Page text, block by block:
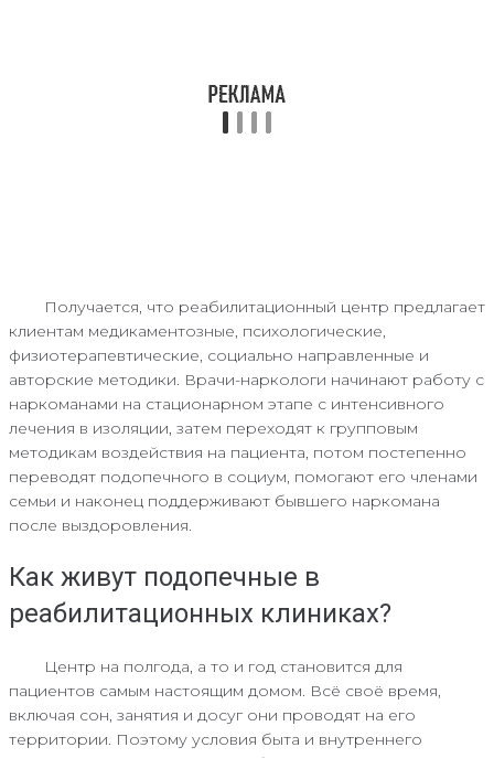
Получается, что реабилитационный центр предлагает
клиентам медикаментозные, психологические,
физиотерапевтические, социально направленные и
авторские методики. Врачи-наркологи начинают работу с
наркоманами на стационарном этапе с интенсивного
лечения в изоляции, затем переходят к групповым
методикам воздействия на пациента, потом постепенно
переводят подопечного в социум, помогают его членами
семьи и наконец поддерживают бывшего наркомана
после выздоровления.
Как живут подопечные в
реабилитационных клиниках?
Центр на полгода, а то и год становится для
пациентов самым настоящим домом. Всё своё время,
включая сон, занятия и досуг они проводят на его
территории. Поэтому условия быта и внутреннего